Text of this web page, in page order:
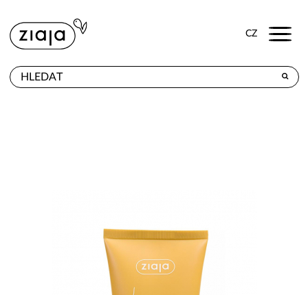
CZ Menu